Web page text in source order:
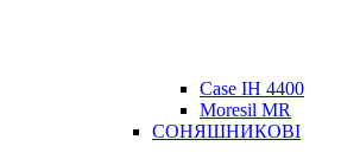
Case IH 4400
Moresil MR
СОНЯШНИКОВІ